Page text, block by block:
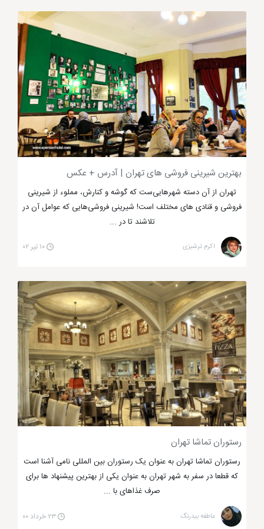
بهترین رستوران ‌های بین‌المللی تهران
اول از همه به معرفیبهترین رستوران‌ های بین المللی
تهرانخواهیم پرداخت که می‌توانید در آن‌ها انواع غذاهای
بین‌المللی را با کیفیتی بی‌نظیر سفارش دهید. منوی غذایی
هر کدام از این رستوران‌ها با یکدیگر متفاوت است؛ پس به
شما پیشنهاد می‌کنیم که حتماً برای رزرو میز و اطلاع از
رستوران کنزو
اگر از غذاهای آسیایی خوشتان می‌آید یا حداقل برای
یک‌بار هم که شده می‌خواهید طعم واقعی غذاهای ژاپنی
بین‌المللی کنزو یکی از
بهترین رستوران ‌های تهراناست
که در آن انواع غذاهای ژاپنی سرو می‌شود.
جالب است بدانید که این رستوران یکی از قدیمی‌ترین
رستوران‌های آسیایی تهران نیز محسوب می‌شود به طوری
که قدمت رستوران کنزو به سال 1354 برمی‌گردد. فضای
زیبا و شیک کنزو از معماری کشور ژاپن الهام گرفته شده
است. همچنین غذاهای درجه یک ژاپنی این رستوران
مطابق با ذائقه ایرانی‌ها طبخ می‌شوند.
آدرس رستوران کنزو: میدان ونک، خیابان خدامی، کوچه
لیلی، پلاک 26
بهترین شیرینی فروشی های تهران | آدرس + عکس
تهران از آن دسته شهر‌هایی‌ست که گوشه و کنارش، مملوء از شیرینی‌
فروشی و قنادی‌ های مختلف است! شیرینی فروشی‌هایی که عوامل آن در
تلاشند تا در ...
اکرم ترشیزی ۱۰ تیر ۰۲
رستوران تماشا تهران
رستوران تماشا تهران به عنوان یک رستوران بین المللی نامی آشنا است
که قطعا در سفر به شهر تهران به عنوان یکی از بهترین پیشنهاد ها برای
صرف غذاهای با ...
عاطفه بیدرنگ ۲۳ خرداد ۰۰